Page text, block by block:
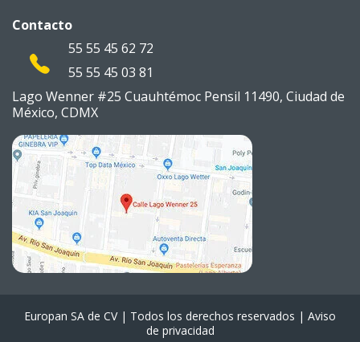
Contacto
55 55 45 62 72
55 55 45 03 81
Lago Wenner #25 Cuauhtémoc Pensil 11490, Ciudad de
México, CDMX
Europan SA de CV | Todos los derechos reservados | Aviso
de privacidad